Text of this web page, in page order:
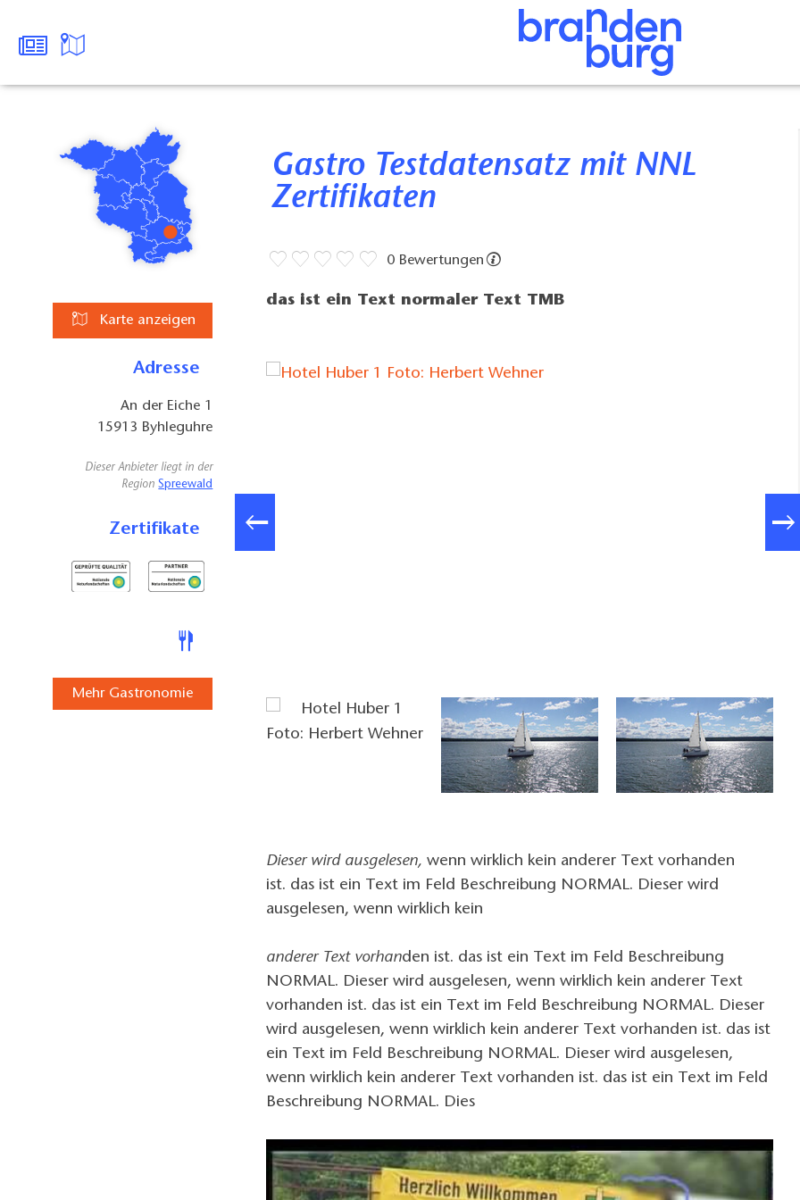
Karte anzeigen
Adresse
An der Eiche 1
15913 Byhleguhre
Dieser Anbieter liegt in der
RegionSpreewald
Zertifikate
Mehr Gastronomie
Gastro Testdatensatz mit NNL
Zertifikaten
0 Bewertungen
das ist ein Text normaler Text TMB
Dieser wird ausgelesen,wenn wirklich kein anderer Text vorhanden
ist. das ist ein Text im Feld Beschreibung NORMAL. Dieser wird
ausgelesen, wenn wirklich kein
anderer Text vorhanden ist. das ist ein Text im Feld Beschreibung
NORMAL. Dieser wird ausgelesen, wenn wirklich kein anderer Text
vorhanden ist. das ist ein Text im Feld Beschreibung NORMAL. Dieser
wird ausgelesen, wenn wirklich kein anderer Text vorhanden ist. das ist
ein Text im Feld Beschreibung NORMAL. Dieser wird ausgelesen,
wenn wirklich kein anderer Text vorhanden ist. das ist ein Text im Feld
Beschreibung NORMAL. Dies